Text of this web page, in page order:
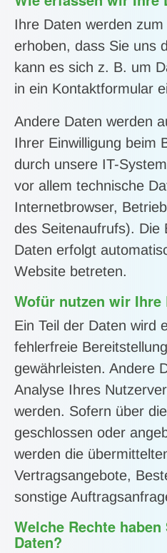
Ihre Daten werden
erhoben, dass Sie uns
kann es sich z. B. um
in ein Kontaktformular
Andere Daten werden
Ihrer Einwilligung beim
durch unsere IT-
vor allem technische
Internetbrowser,
des Seitenaufrufs). Die
Daten erfolgt
Website betreten.
Wofür nutzen wir Ihre
Ein Teil der Daten wird
fehlerfreie
gewährleisten. Andere
Analyse Ihres
werden. Sofern über
geschlossen oder
werden die
Vertragsangebote,
sonstige
Welche Rechte
Daten?